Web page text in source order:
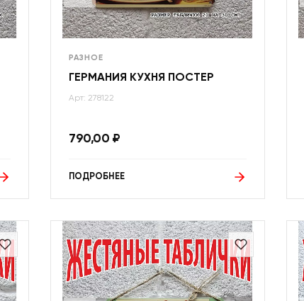
РАЗНОЕ
ГЕРМАНИЯ КУХНЯ ПОСТЕР
Арт: 278122
790,00 ₽
ПОДРОБНЕЕ